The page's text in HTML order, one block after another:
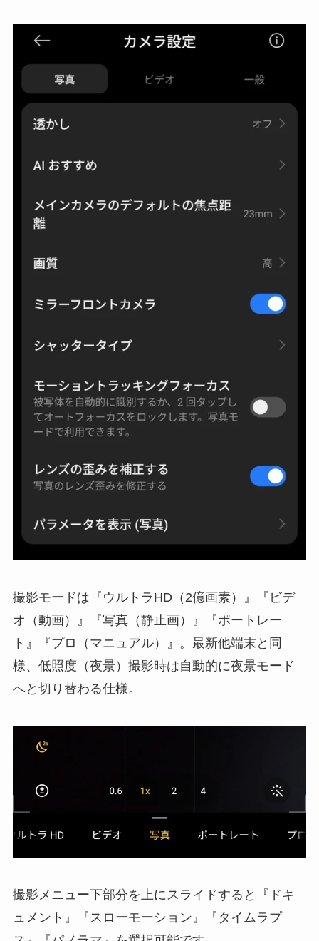
撮影モードは『ウルトラHD（2億画素）』『ビデ
オ（動画）』『写真（静止画）』『ポートレー
ト』『プロ（マニュアル）』。最新他端末と同
様、低照度（夜景）撮影時は自動的に夜景モード
へと切り替わる仕様。
撮影メニュー下部分を上にスライドすると『ドキ
ュメント』『スローモーション』『タイムラプ